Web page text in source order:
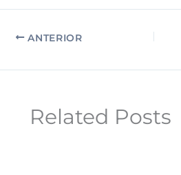
ANTERIOR
Related Posts